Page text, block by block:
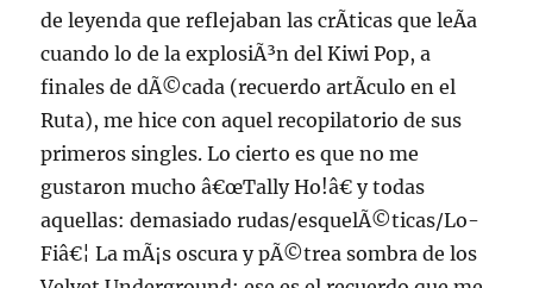
de leyenda que reflejaban las crÃ­ticas que leÃ­a
cuando lo de la explosiÃ³n del Kiwi Pop, a
finales de dÃ©cada (recuerdo artÃ­culo en el
Ruta), me hice con aquel recopilatorio de sus
primeros singles. Lo cierto es que no me
gustaron mucho â€œTally Ho!â€ y todas
aquellas: demasiado rudas/esquelÃ©ticas/Lo-
Fiâ€¦ La mÃ¡s oscura y pÃ©trea sombra de los